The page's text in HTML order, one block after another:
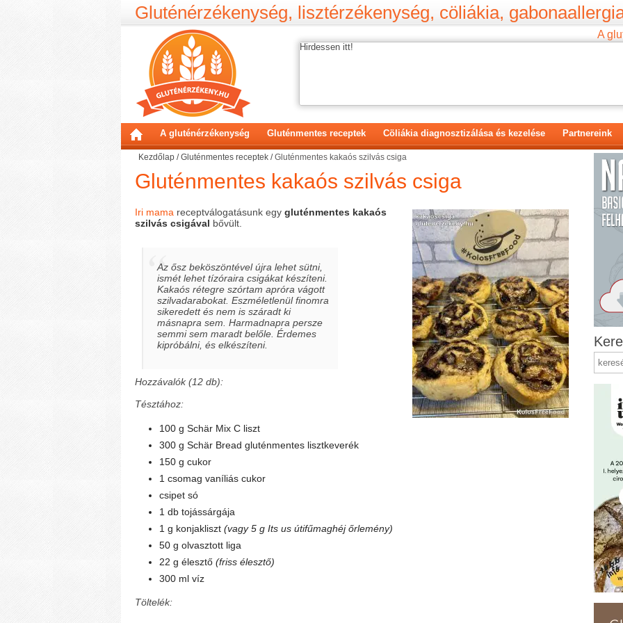
Gluténérzékenység, lisztérzékenység, cöliákia,
A
Hirdessen itt!
A gluténérzékenység Gluténmentes receptek Cöliákia diagnosztizálása és kezelése Partnereink
Kezdőlap /Gluténmentes receptek /Gluténmentes kakaós szilvás csiga
Gluténmentes kakaós szilvás csiga
Iri mama receptválogatásunk egy gluténmentes kakaós
szilvás csigával bővült.
Az ősz beköszöntével újra lehet sütni,
ismét lehet tízóraira csigákat készíteni.
Kakaós rétegre szórtam apróra vágott
szilvadarabokat. Eszméletlenül finomra
sikeredett és nem is száradt ki
másnapra sem. Harmadnapra persze
semmi sem maradt belőle. Érdemes
kipróbálni, és elkészíteni.
Hozzávalók (12 db):
Tésztához:
100 g Schär Mix C liszt
300 g Schär Bread gluténmentes lisztkeverék
150 g cukor
1 csomag vaníliás cukor
csipet só
1 db tojássárgája
1 g konjakliszt (vagy 5 g Its us útifűmaghéj őrlemény)
50 g olvasztott liga
22 g élesztő (friss élesztő)
300 ml víz
Töltelék: